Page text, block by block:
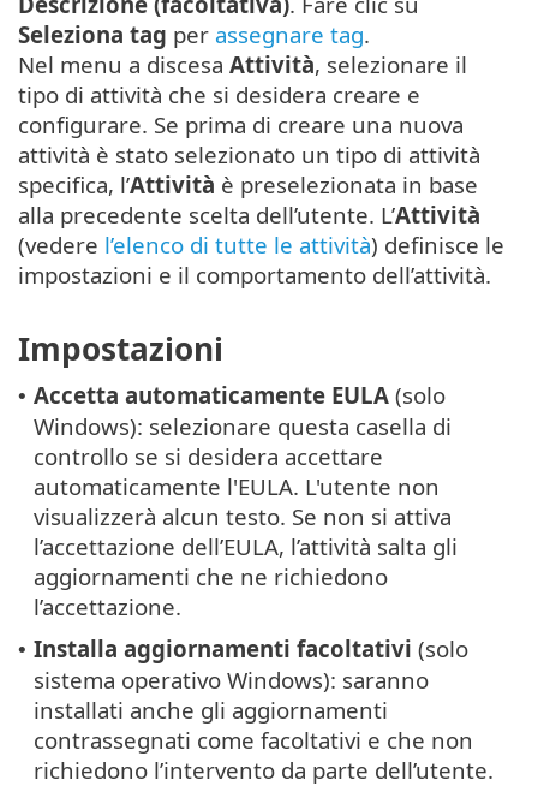
Seleziona tag per assegnare tag.
Nel menu a discesa Attività, selezionare il
tipo di attività che si desidera creare e
configurare. Se prima di creare una nuova
attività è stato selezionato un tipo di attività
specifica, l’Attività è preselezionata in base
alla precedente scelta dell’utente. L’Attività
(vedere l’elenco di tutte le attività) definisce le
impostazioni e il comportamento dell’attività.
Impostazioni
• Accetta automaticamente EULA (solo
Windows): selezionare questa casella di
controllo se si desidera accettare
automaticamente l'EULA. L'utente non
visualizzerà alcun testo. Se non si attiva
l’accettazione dell’EULA, l’attività salta gli
aggiornamenti che ne richiedono
l’accettazione.
• Installa aggiornamenti facoltativi (solo
sistema operativo Windows): saranno
installati anche gli aggiornamenti
contrassegnati come facoltativi e che non
richiedono l’intervento da parte dell’utente.